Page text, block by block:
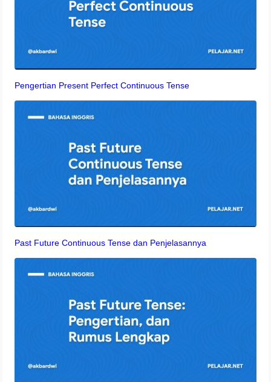
Pengertian Present Perfect Continuous Tense
Past Future Continuous Tense dan Penjelasannya